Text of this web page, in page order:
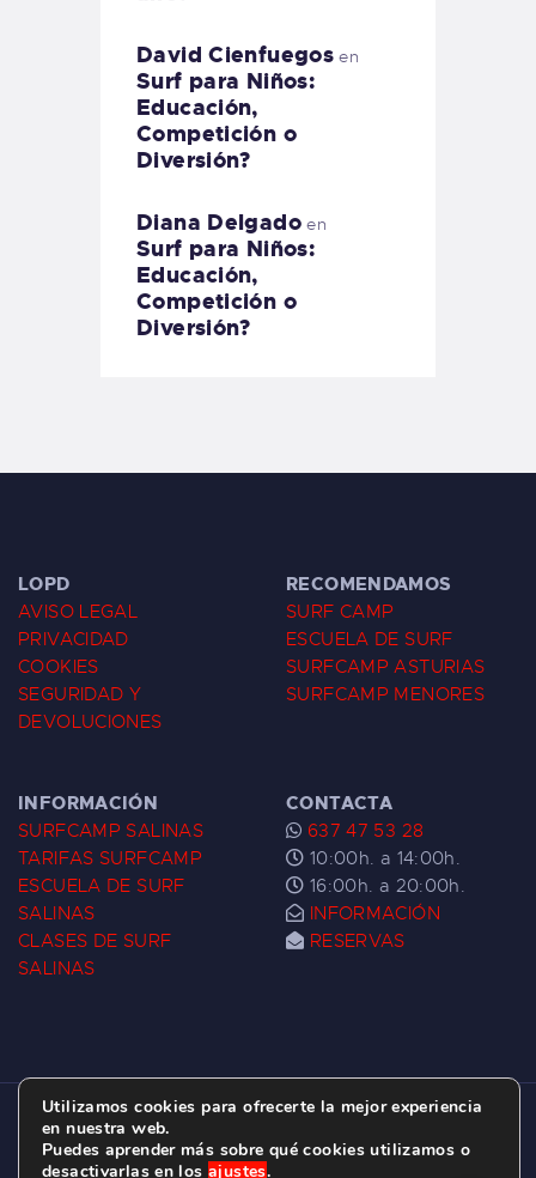
David Cienfuegos en
Surf para Niños:
Educación,
Competición o
Diversión?
Diana Delgadoen
Surf para Niños:
Educación,
Competición o
Diversión?
LOPD
AVISO LEGAL
PRIVACIDAD
COOKIES
SEGURIDAD Y
DEVOLUCIONES
RECOMENDAMOS
SURF CAMP
ESCUELA DE SURF
SURFCAMP ASTURIAS
SURFCAMP MENORES
INFORMACIÓN
SURFCAMP SALINAS
TARIFAS SURFCAMP
ESCUELA DE SURF
SALINAS
CLASES DE SURF
SALINAS
CONTACTA
637 47 53 28
10:00h. a 14:00h.
16:00h. a 20:00h.
INFORMACIÓN
RESERVAS
ESCUELA DE SURF LAS DUNAS ©
2026.
C/ BERNARDO ÁLVAREZ GALAN 1, SALINAS
Utilizamos cookies para ofrecerte la mejor experiencia
en nuestra web.
Puedes aprender más sobre qué cookies utilizamos o
desactivarlas en los ajustes.